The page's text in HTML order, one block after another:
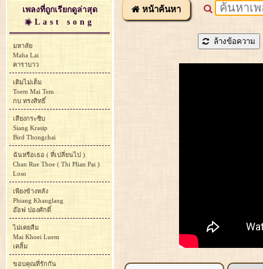
หน้าค้นหา
ล้างข้อความ
เพลงที่ถูกเรียกดูล่าสุด
Last song
มหาลัย
Maha Lai
คาราบาว
เติมไม่เต็ม
Toem Mai Tem
กบ ทรงสิทธิ์
เสียงกระซิบ
Siang Krasip
Bird Thongchai
ฉันหรือเธอ ( ที่เปลี่ยนไป )
Chan Rue Thoe ( Thi Plian Pai )
Loso
เพียงข้างหลัง
Phiang Khanglang
อ๊อฟ ปองศักดิ์
ไม่เคยลืม
Mai Khoei Luem
เคลิ้ม
ขอบคุณที่รักกัน